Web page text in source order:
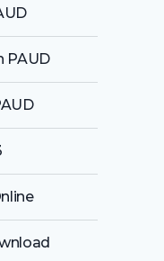
PAUD